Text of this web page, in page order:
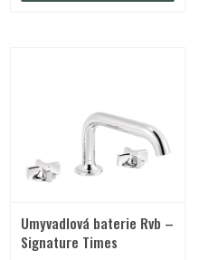
Umyvadlová baterie Rvb –
Signature Times